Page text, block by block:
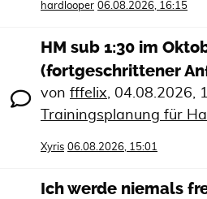
hardlooper 06.08.2026, 16:15
HM sub 1:30 im
(fortgeschrittener
von fffelix, 04.08.2026,
Trainingsplanung für
Xyris 06.08.2026, 15:01
Ich werde niemals